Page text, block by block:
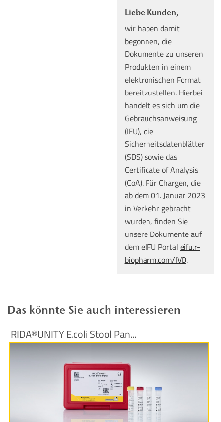
Liebe Kunden,
wir haben damit
begonnen, die
Dokumente zu unseren
Produkten in einem
elektronischen Format
bereitzustellen. Hierbei
handelt es sich um die
Gebrauchsanweisung
(IFU), die
Sicherheitsdatenblätter
(SDS) sowie das
Certificate of Analysis
(CoA). Für Chargen, die
ab dem 01. Januar 2023
in Verkehr gebracht
wurden, finden Sie
unsere Dokumente auf
dem eIFU Portal eifu.r-
biopharm.com/IVD.
Das könnte Sie auch interessieren
RIDA®UNITY E.coli Stool Pan...
Produktinformationen